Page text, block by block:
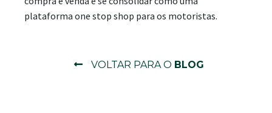
plataforma one stop shop para os motoristas.
VOLTAR PARA O BLOG